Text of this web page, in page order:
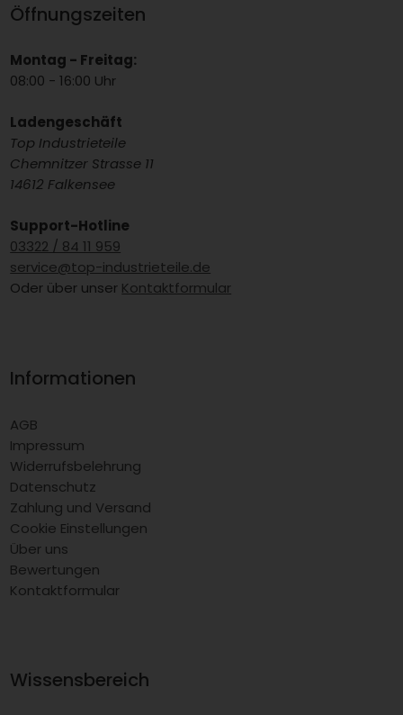
Öffnungszeiten
Montag - Freitag:
08:00 - 16:00 Uhr
Ladengeschäft
Top Industrieteile
Chemnitzer Strasse 11
14612 Falkensee
Support-Hotline
03322 / 84 11 959
service@top-industrieteile.de
Oder über unser Kontaktformular
Informationen
AGB
Impressum
Widerrufsbelehrung
Datenschutz
Zahlung und Versand
Cookie Einstellungen
Über uns
Bewertungen
Kontaktformular
Wissensbereich